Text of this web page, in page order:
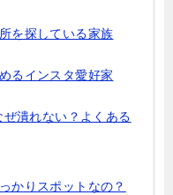
を探している家族
るインスタ愛好家
ぜ潰れない？よくある
かりスポットなの？